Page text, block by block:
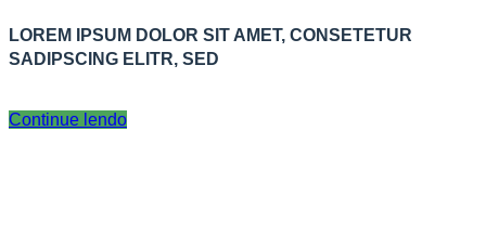
LOREM IPSUM DOLOR SIT AMET, CONSETETUR
SADIPSCING ELITR, SED
Continue lendo